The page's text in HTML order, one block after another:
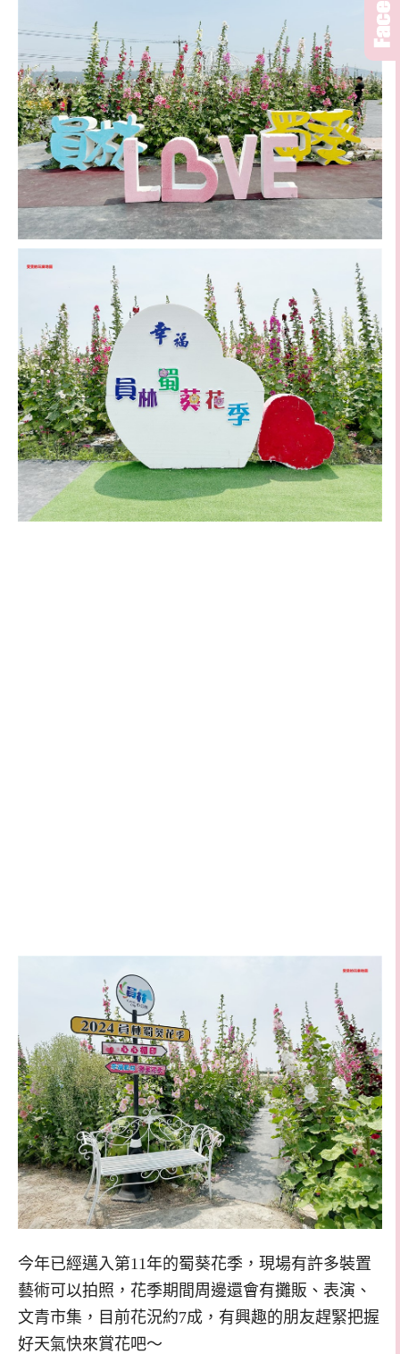
今年已經邁入第11年的蜀葵花季，現場有許多裝置
藝術可以拍照，花季期間周邊還會有攤販、表演、
文青市集，目前花況約7成，有興趣的朋友趕緊把握
好天氣快來賞花吧～